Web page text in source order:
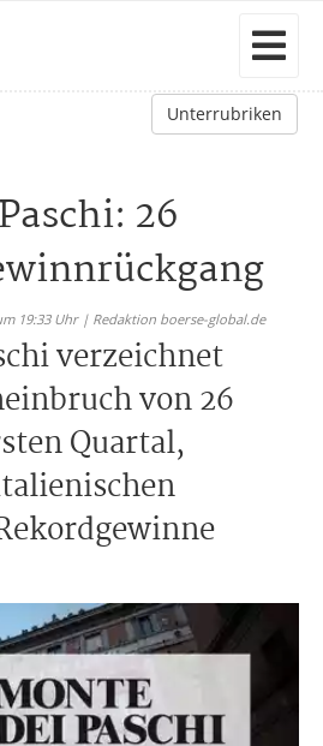
Unterrubriken
26
19:33 Uhr | Redaktion boerse-global.de
verzeichnet
von 26
Quartal,